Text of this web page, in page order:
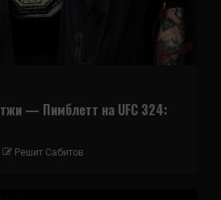
— Пимблетт на UFC 324:
Решит Сабитов